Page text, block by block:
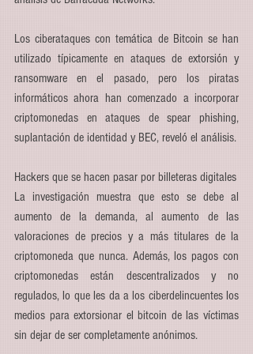
Los ciberataques con temática de Bitcoin se han
utilizado típicamente en ataques de extorsión y
ransomware en el pasado, pero los piratas
informáticos ahora han comenzado a incorporar
criptomonedas en ataques de spear phishing,
suplantación de identidad y BEC, reveló el análisis.
Hackers que se hacen pasar por billeteras digitales
La investigación muestra que esto se debe al
aumento de la demanda, al aumento de las
valoraciones de precios y a más titulares de la
criptomoneda que nunca. Además, los pagos con
criptomonedas están descentralizados y no
regulados, lo que les da a los ciberdelincuentes los
medios para extorsionar el bitcoin de las víctimas
sin dejar de ser completamente anónimos.